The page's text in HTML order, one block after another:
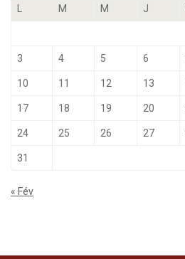
M M J
3 4 5 6
10 11 12 13
17 18 19 20
24 25 26 27
31
« Fév